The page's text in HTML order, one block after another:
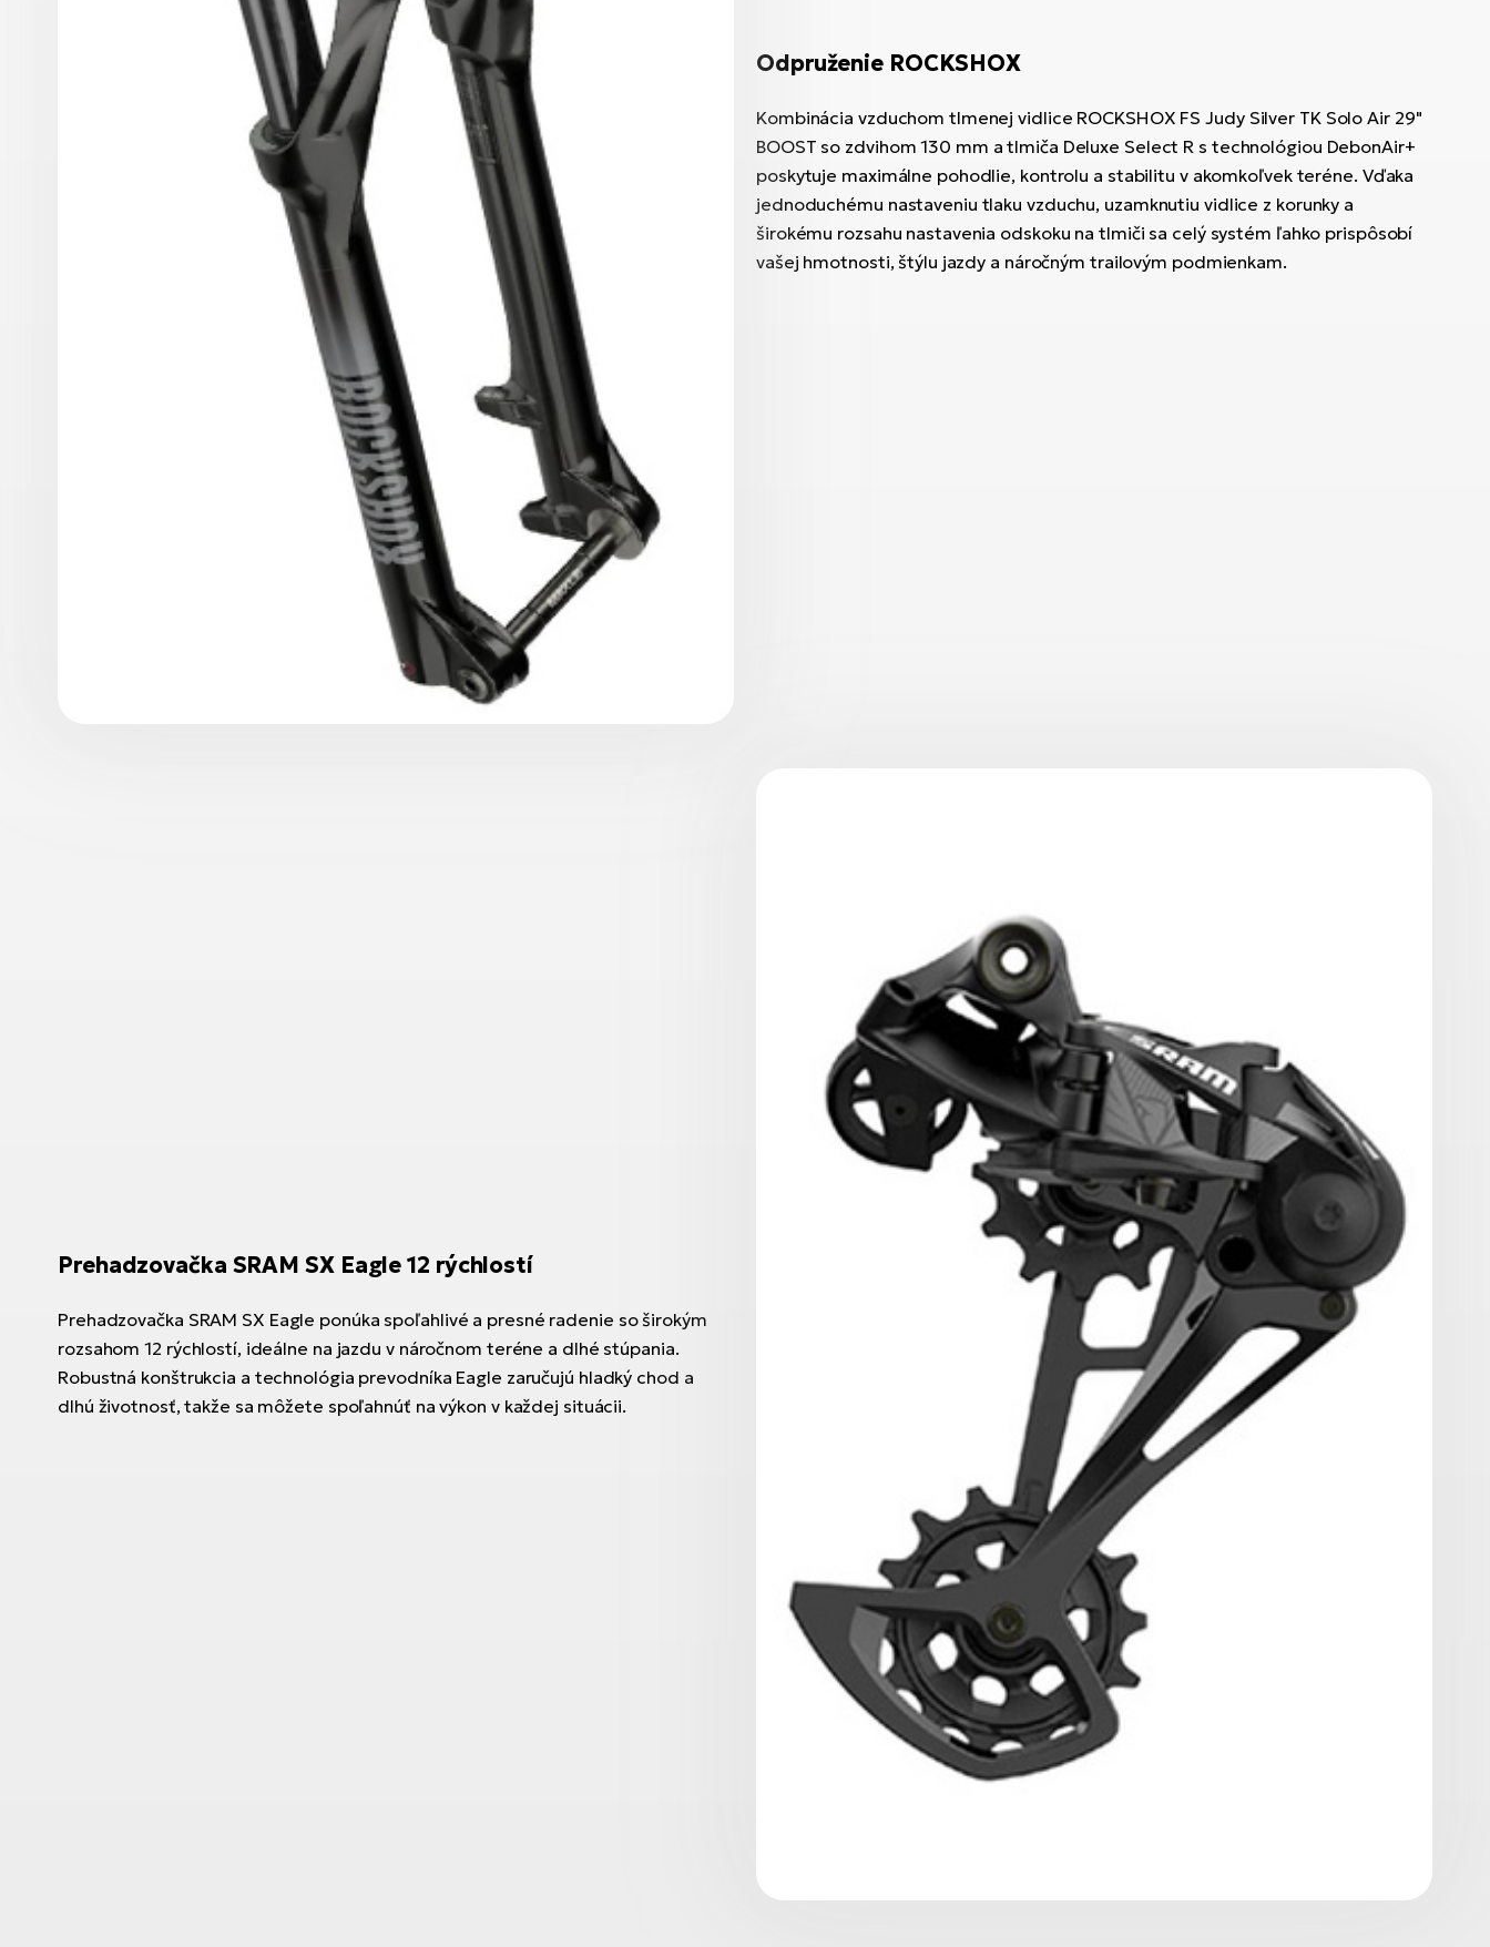
Odpruženie ROCKSHOX
Kombinácia vzduchom tlmenej vidlice ROCKSHOX FS Judy Silver TK Solo Air 29"
BOOST so zdvihom 130 mm a tlmiča Deluxe Select R s technológiou DebonAir+
poskytuje maximálne pohodlie, kontrolu a stabilitu v akomkoľvek teréne. Vďaka
jednoduchému nastaveniu tlaku vzduchu, uzamknutiu vidlice z korunky a
širokému rozsahu nastavenia odskoku na tlmiči sa celý systém ľahko prispôsobí
vašej hmotnosti, štýlu jazdy a náročným trailovým podmienkam.
Prehadzovačka SRAM SX Eagle 12 rýchlostí
Prehadzovačka SRAM SX Eagle ponúka spoľahlivé a presné radenie so širokým
rozsahom 12 rýchlostí, ideálne na jazdu v náročnom teréne a dlhé stúpania.
Robustná konštrukcia a technológia prevodníka Eagle zaručujú hladký chod a
dlhú životnosť, takže sa môžete spoľahnúť na výkon v každej situácii.